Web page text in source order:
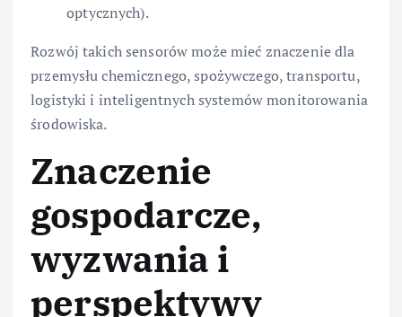
optycznych).
Rozwój takich sensorów może mieć znaczenie dla
przemysłu chemicznego, spożywczego, transportu,
logistyki i inteligentnych systemów monitorowania
środowiska.
Znaczenie
gospodarcze,
wyzwania i
perspektywy